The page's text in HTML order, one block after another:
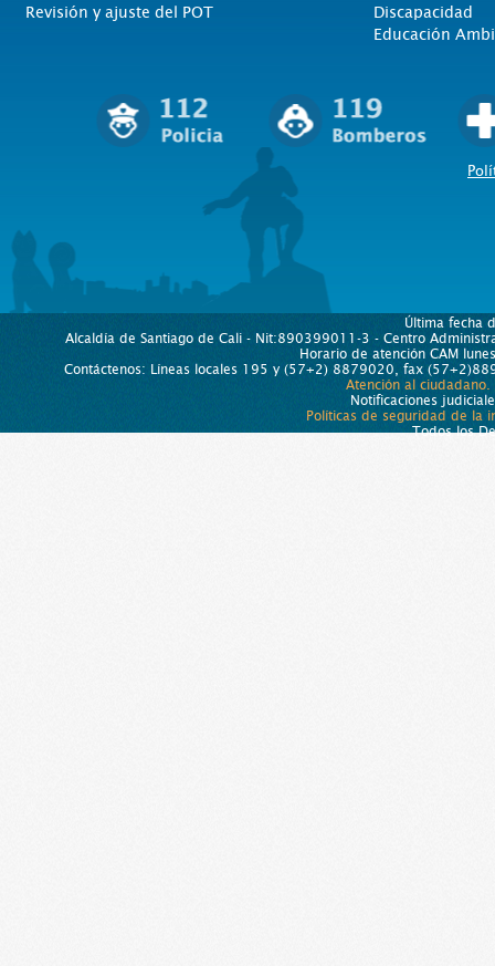
Revisión y ajuste del POT
Discapacidad
Educación
Última fecha
Alcaldía de Santiago de Cali - Nit:890399011-3 - Centro
Horario de atención CAM
Contáctenos: Líneas locales 195 y (57+2) 8879020, fax
Atención al ciudadano.
Notificaciones
Políticas de seguridad de la
Todos los